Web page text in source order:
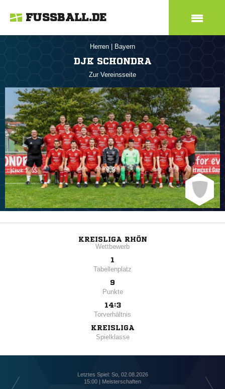
FUSSBALL.DE
Herren Bayern
DJK SCHONDRA
Zur Vereinsseite
KREISLIGA RHÖN
Wettbewerb
1
Tabellenplatz
9
Punkte
14:3
Torverhältnis
KREISLIGA
Spielklasse
Letztes Spiel: So, 02.08.2026
15:00 | Meisterschaften